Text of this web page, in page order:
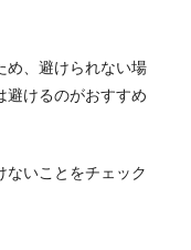
め、避けられない場
避けるのがおすすめ
ないことをチェック